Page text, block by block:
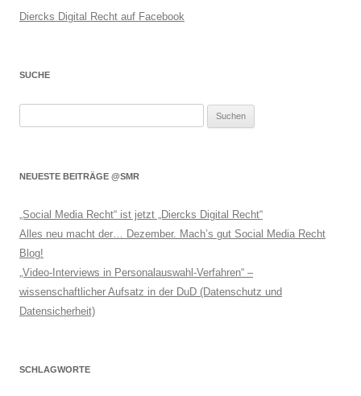
Diercks Digital Recht auf Facebook
SUCHE
NEUESTE BEITRÄGE @SMR
„Social Media Recht“ ist jetzt „Diercks Digital Recht“
Alles neu macht der… Dezember. Mach’s gut Social Media Recht
Blog!
„Video-Interviews in Personalauswahl-Verfahren“ –
wissenschaftlicher Aufsatz in der DuD (Datenschutz und
Datensicherheit)
SCHLAGWORTE